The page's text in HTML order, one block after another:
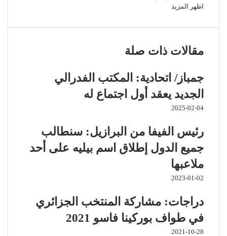
اظهر المزيد
مقالات ذات صلة
جمباز/ اتحادية: المكتب الفدرالي
الجديد يعقد أول اجتماع له
2025-02-04
رئيس الفيفا من البرازيل: سنطالب
جميع الدول إطلاق اسم بيليه على أحد
ملاعبها
2023-01-02
دراجات: مشاركة المنتخب الجزائري
في طواف بوركينا فاسو 2021
2021-10-28